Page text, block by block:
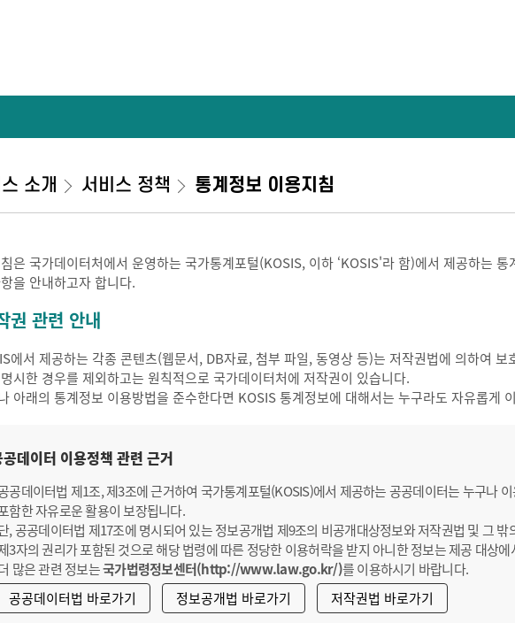
소개 서비스 정책 통계정보 이용지침
은 국가데이터처에서 운영하는 국가통계포털(KOSIS, 이하 ‘KOSIS'라 함)에서 제공하는
을 안내하고자 합니다.
권 관련 안내
에서 제공하는 각종 콘텐츠(웹문서, DB자료, 첨부 파일, 동영상 등)는 저작권법에 의하여
시한 경우를 제외하고는 원칙적으로 국가데이터처에 저작권이 있습니다.
아래의 통계정보 이용방법을 준수한다면 KOSIS 통계정보에 대해서는 누구라도 자유롭게
데이터 이용정책 관련 근거
공데이터법 제1조, 제3조에 근거하여 국가통계포털(KOSIS)에서 제공하는 공공데이터는 누구나
함한 자유로운 활용이 보장됩니다.
, 공공데이터법 제17조에 명시되어 있는 정보공개법 제9조의 비공개대상정보와 저작권법 및 그
3자의 권리가 포함된 것으로 해당 법령에 따른 정당한 이용허락을 받지 아니한 정보는 제공 대상에
많은 관련 정보는국가법령정보센터(http://www.law.go.kr/)를 이용하시기 바랍니다.
공공데이터법 바로가기
정보공개법 바로가기 저작권법 바로가기